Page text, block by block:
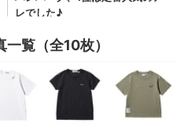
覧（全10枚）